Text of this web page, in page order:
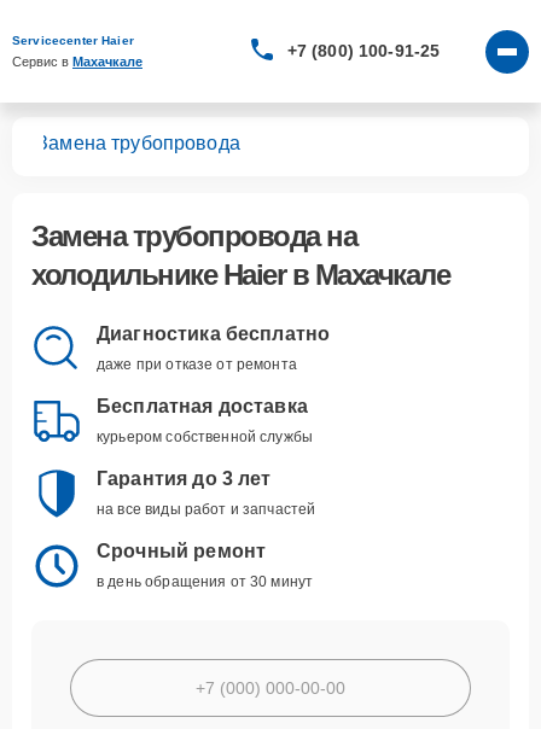
Servicecenter Haier
Сервис в Махачкале
+7 (800) 100-91-25
Замена трубопровода
Замена трубопроводана
холодильнике Haier в Махачкале
Диагностика бесплатно
даже при отказе от ремонта
Бесплатная доставка
курьером собственной службы
Гарантия до 3 лет
на все виды работ и запчастей
Срочный ремонт
в день обращения от 30 минут